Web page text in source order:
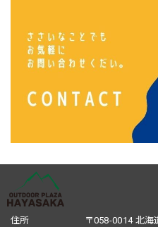
住所
〒058-0014 北